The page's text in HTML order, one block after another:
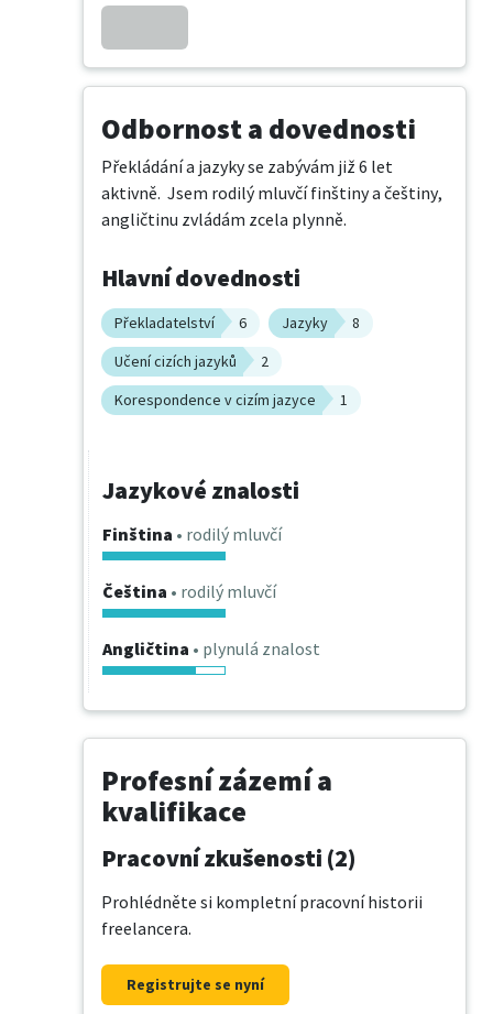
Odbornost a dovednosti
Překládání a jazyky se zabývám již 6 let
aktivně.  Jsem rodilý mluvčí finštiny a češtiny,
angličtinu zvládám zcela plynně.
Hlavní dovednosti
Překladatelství 6 Jazyky
8
Učení cizích jazyků
2
Korespondence v cizím jazyce
1
Jazykové znalosti
Finština • rodilý mluvčí
Čeština • rodilý mluvčí
Angličtina • plynulá znalost
Profesní zázemí a
kvalifikace
Pracovní zkušenosti (2)
Prohlédněte si kompletní pracovní historii
freelancera.
Registrujte se nyní